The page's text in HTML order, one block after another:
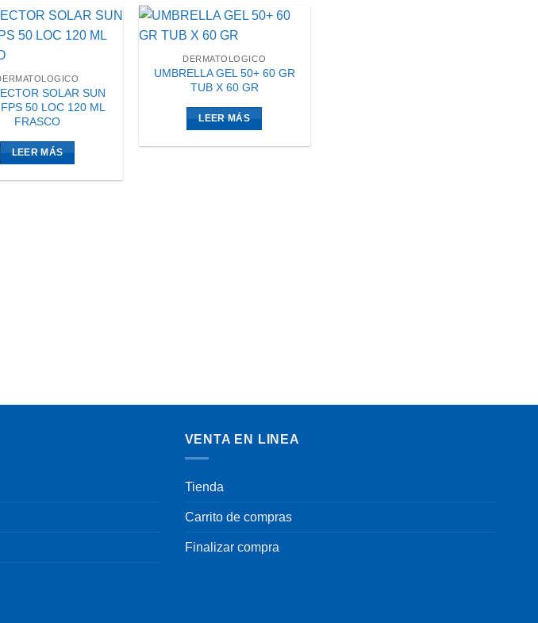
SOLAR SUN
50 LOC 120 ML
FRASCO
LEER MÁS
DERMATOLOGICO
UMBRELLA GEL 50+ 60 GR
TUB X 60 GR
LEER MÁS
VENTA EN LINEA
Tienda
Carrito de compras
Finalizar compra